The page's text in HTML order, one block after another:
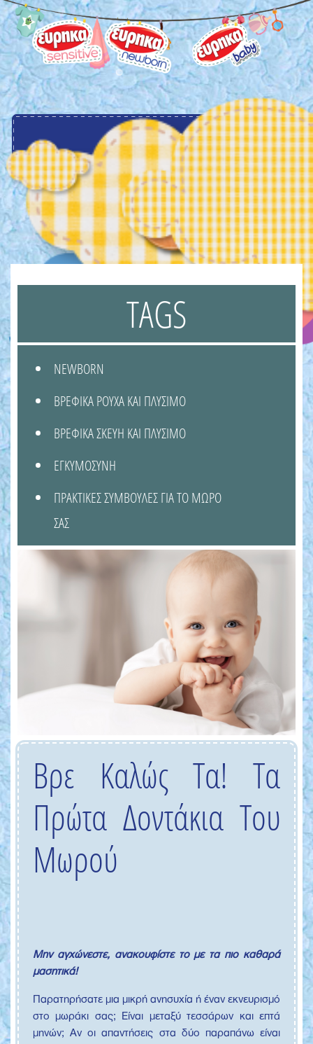
menu
TAGS
NEWBORN
ΒΡΕΦΙΚΑ ΡΟΥΧΑ ΚΑΙ ΠΛΥΣΙΜΟ
ΒΡΕΦΙΚΑ ΣΚΕΥΗ ΚΑΙ ΠΛΥΣΙΜΟ
ΕΓΚΥΜΟΣΥΝΗ
ΠΡΑΚΤΙΚΕΣ ΣΥΜΒΟΥΛΕΣ ΓΙΑ ΤΟ ΜΩΡΟ
ΣΑΣ
Βρε Καλώς Τα! Τα
Πρώτα Δοντάκια Του
Μωρού
Μην αγχώνεστε, ανακουφίστε το με τα πιο καθαρά
μασητικά!
Παρατηρήσατε μια μικρή ανησυχία ή έναν εκνευρισμό
στο μωράκι σας; Είναι μεταξύ τεσσάρων και επτά
μηνών; Αν οι απαντήσεις στα δύο παραπάνω είναι